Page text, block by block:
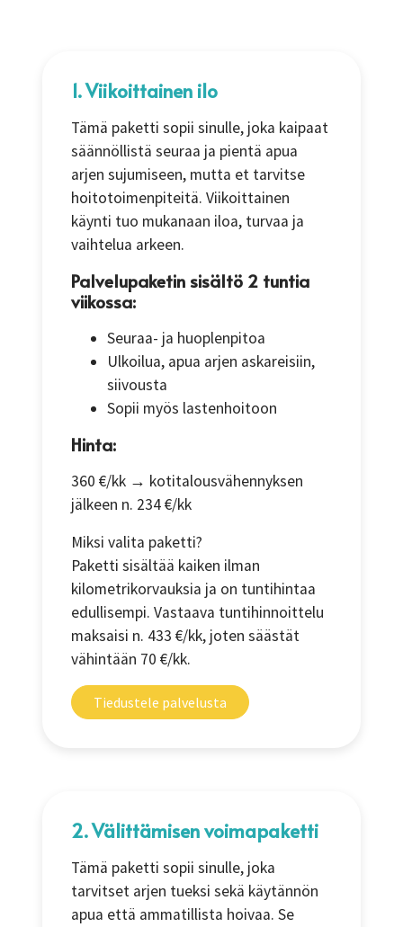
1. Viikoittainen ilo
Tämä paketti sopii sinulle, joka kaipaat
säännöllistä seuraa ja pientä apua
arjen sujumiseen, mutta et tarvitse
hoitotoimenpiteitä. Viikoittainen
käynti tuo mukanaan iloa, turvaa ja
vaihtelua arkeen.
Palvelupaketin sisältö 2 tuntia
viikossa:
Seuraa- ja huoplenpitoa
Ulkoilua, apua arjen askareisiin,
siivousta
Sopii myös lastenhoitoon
Hinta:
360 €/kk → kotitalousvähennyksen
jälkeen n. 234 €/kk
Miksi valita paketti?
Paketti sisältää kaiken ilman
kilometrikorvauksia ja on tuntihintaa
edullisempi. Vastaava tuntihinnoittelu
maksaisi n. 433 €/kk, joten säästät
vähintään 70 €/kk.
Tiedustele palvelusta
2. Välittämisen voimapaketti
Tämä paketti sopii sinulle, joka
tarvitset arjen tueksi sekä käytännön
apua että ammatillista hoivaa. Se